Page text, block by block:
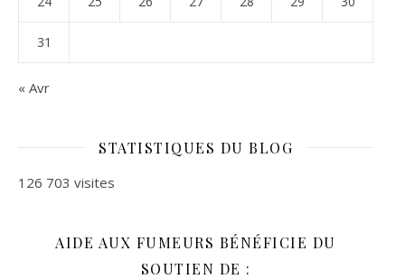
31
« Avr
STATISTIQUES DU BLOG
126 703 visites
AIDE AUX FUMEURS BÉNÉFICIE DU
SOUTIEN DE :